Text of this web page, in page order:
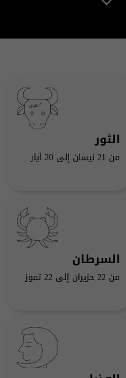
الثور
من 21 نيسان إلى 20 أيار
السرطان
من 22 حزيران إلى 22 تموز